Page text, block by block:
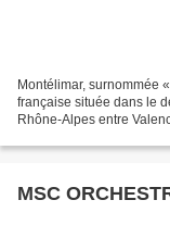
Montélimar, surnommée
française située dans le
Rhône-Alpes entre
MSC